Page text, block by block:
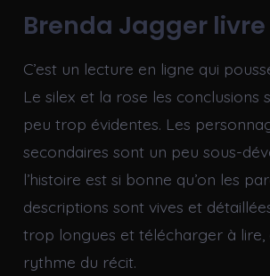
Brenda Jagger
C’est un lecture en ligne qui
Le silex et la rose les conclusions
peu trop évidentes. Les
secondaires sont un peu sous-
l’histoire est si bonne qu’on les
descriptions sont vives et
trop longues et télécharger à lire,
rythme du récit.